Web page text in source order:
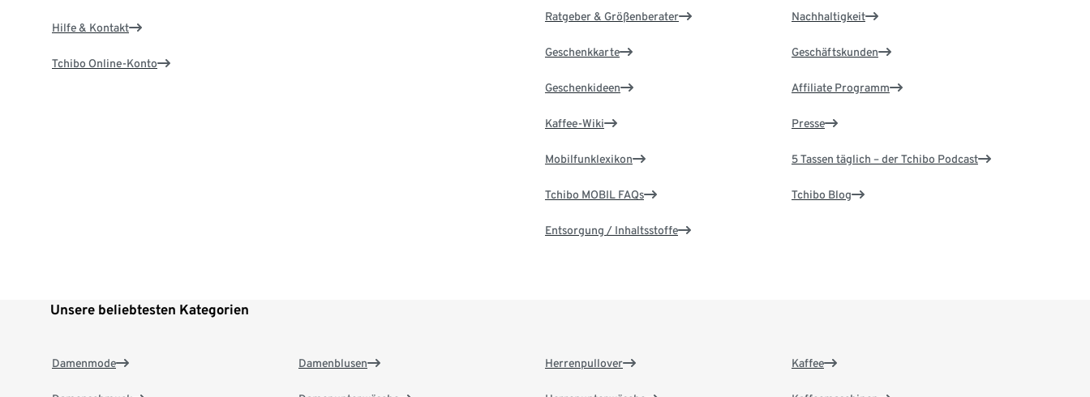
Hilfe & Kontakt
Tchibo Online-Konto
Ratgeber & Größenberater
Geschenkkarte
Geschenkideen
Kaffee-Wiki
Mobilfunklexikon
Tchibo MOBIL FAQs
Entsorgung / Inhaltsstoffe
Nachhaltigkeit
Geschäftskunden
Affiliate Programm
Presse
5 Tassen täglich – der Tchibo Podcast
Tchibo Blog
Unsere beliebtesten Kategorien
Damenmode Damenblusen Herrenpullover Kaffee